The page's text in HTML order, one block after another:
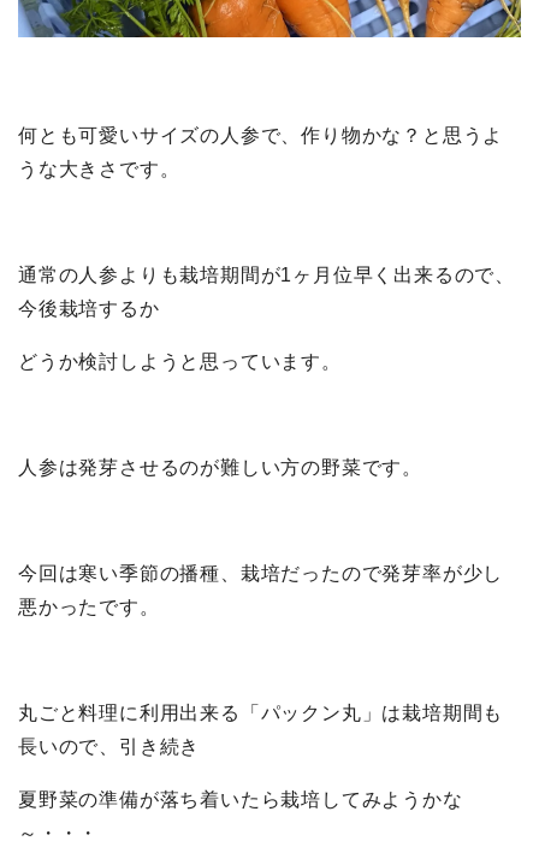
何とも可愛いサイズの人参で、作り物かな？と思うよ
うな大きさです。
通常の人参よりも栽培期間が1ヶ月位早く出来るので、
今後栽培するか
どうか検討しようと思っています。
人参は発芽させるのが難しい方の野菜です。
今回は寒い季節の播種、栽培だったので発芽率が少し
悪かったです。
丸ごと料理に利用出来る「パックン丸」は栽培期間も
長いので、引き続き
夏野菜の準備が落ち着いたら栽培してみようかな
～・・・